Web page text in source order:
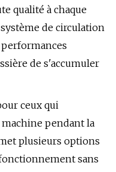
qualité à chaque
de circulation
de s'accumuler
ceux qui
pendant la
plusieurs options
sans